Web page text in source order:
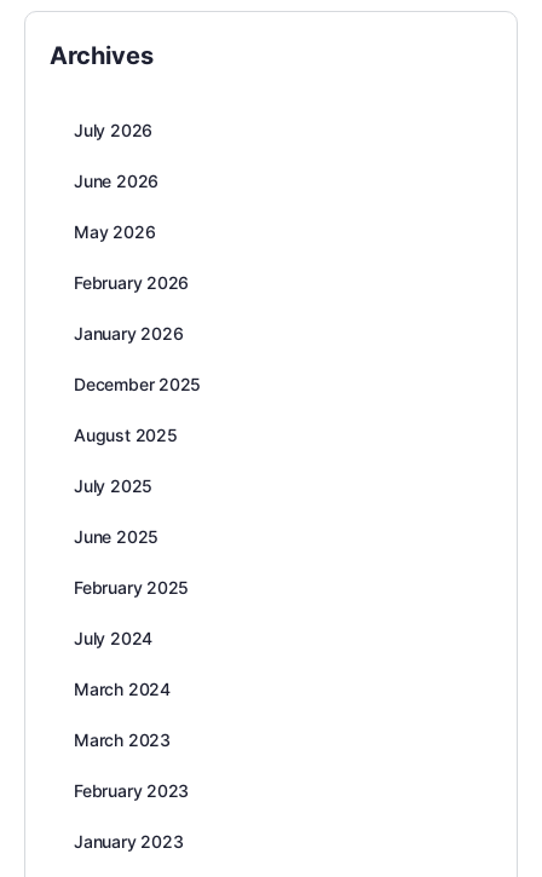
Archives
July 2026
June 2026
May 2026
February 2026
January 2026
December 2025
August 2025
July 2025
June 2025
February 2025
July 2024
March 2024
March 2023
February 2023
January 2023